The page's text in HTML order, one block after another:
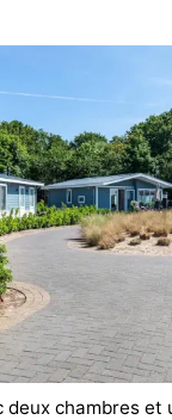
deux chambres et